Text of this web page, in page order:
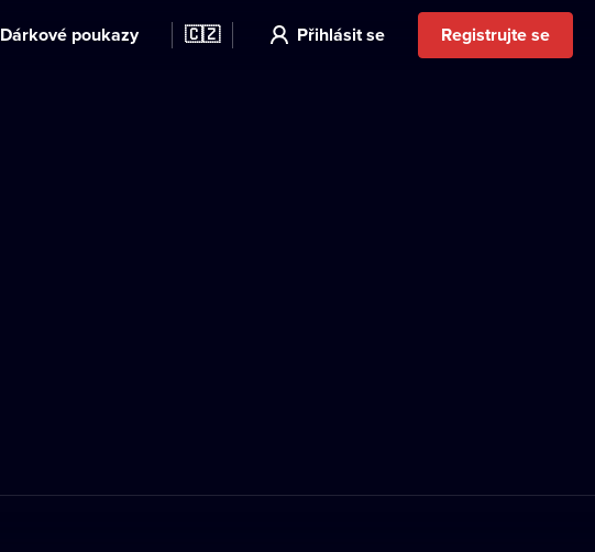
Dárkové poukazy 🇨🇿 Přihlásit se Registrujte se